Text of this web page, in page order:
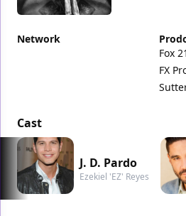
Network
Fox
FX
Cast
J. D. Pardo
Ezekiel 'EZ' Reyes